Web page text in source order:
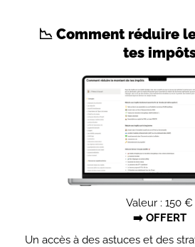
📉 Comment réduire
tes
Valeur : 150 €
➡️ OFFERT
Un accès à des astuces et des